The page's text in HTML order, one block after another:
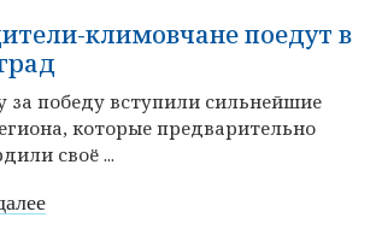
климовчане поедут в
за победу вступили сильнейшие
которые предварительно
своё ...